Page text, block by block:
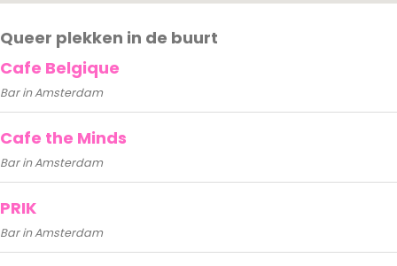
Queer plekken in de buurt
Cafe Belgique
Bar in Amsterdam
Cafe the Minds
Bar in Amsterdam
PRIK
Bar in Amsterdam